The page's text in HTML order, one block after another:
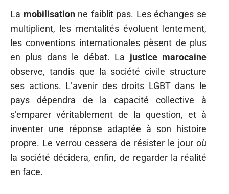
La mobilisationne faiblit pas. Les échanges se
multiplient, les mentalités évoluent lentement,
les conventions internationales pèsent de plus
en plus dans le débat. La justice marocaine
observe, tandis que la société civile structure
ses actions. L’avenir des droits LGBT dans le
pays dépendra de la capacité collective à
s’emparer véritablement de la question, et à
inventer une réponse adaptée à son histoire
propre. Le verrou cessera de résister le jour où
la société décidera, enfin, de regarder la réalité
en face.